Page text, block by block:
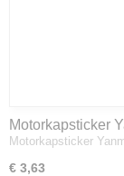
Motorkapsticker
Motorkapsticker
€ 3,63